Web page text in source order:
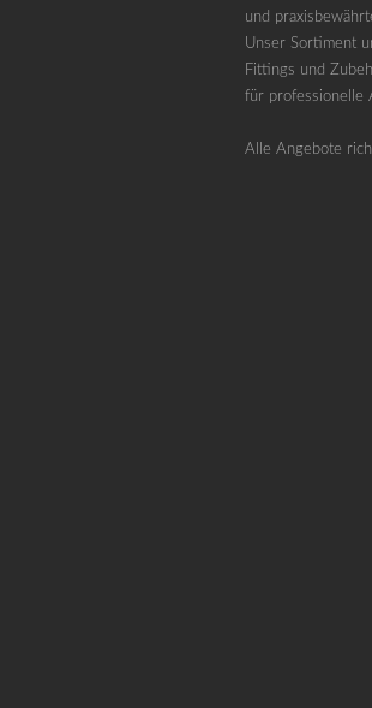
und
Unser Sortiment
Fittings und
für professionelle
Alle Angebote